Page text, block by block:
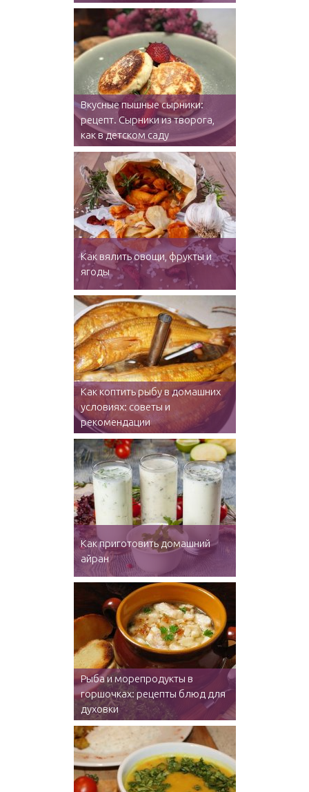
Вкусные пышные сырники:
рецепт. Сырники из творога,
как в детском саду
Как вялить овощи, фрукты и
ягоды
Как коптить рыбу в домашних
условиях: советы и
рекомендации
Как приготовить домашний
айран
Рыба и морепродукты в
горшочках: рецепты блюд для
духовки